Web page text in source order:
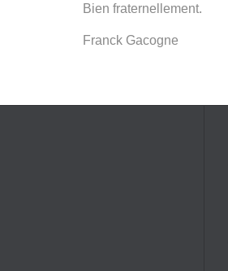
Bien fraternellement.
Franck Gacogne